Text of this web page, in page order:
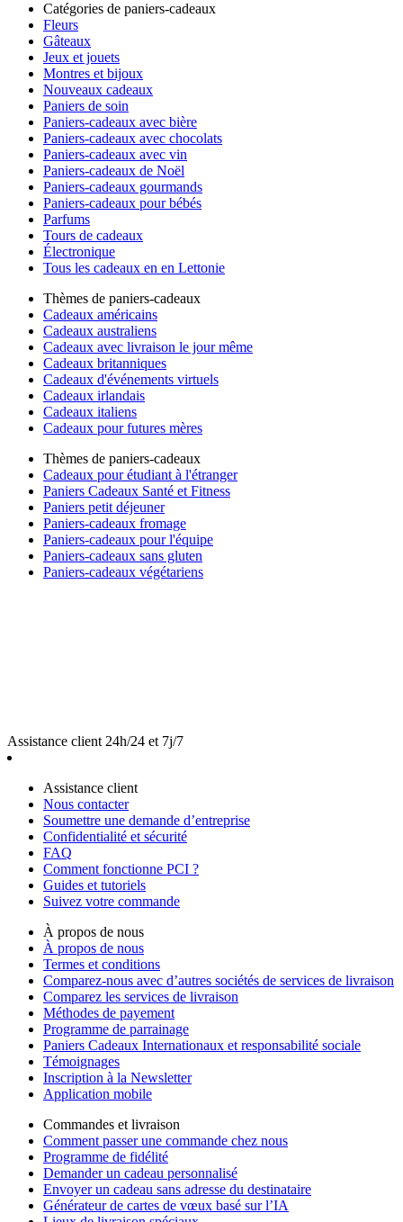
Catégories de paniers-cadeaux
Fleurs
Gâteaux
Jeux et jouets
Montres et bijoux
Nouveaux cadeaux
Paniers de soin
Paniers-cadeaux avec bière
Paniers-cadeaux avec chocolats
Paniers-cadeaux avec vin
Paniers-cadeaux de Noël
Paniers-cadeaux gourmands
Paniers-cadeaux pour bébés
Parfums
Tours de cadeaux
Électronique
Tous les cadeaux en en Lettonie
Thèmes de paniers-cadeaux
Cadeaux américains
Cadeaux australiens
Cadeaux avec livraison le jour même
Cadeaux britanniques
Cadeaux d'événements virtuels
Cadeaux irlandais
Cadeaux italiens
Cadeaux pour futures mères
Thèmes de paniers-cadeaux
Cadeaux pour étudiant à l'étranger
Paniers Cadeaux Santé et Fitness
Paniers petit déjeuner
Paniers-cadeaux fromage
Paniers-cadeaux pour l'équipe
Paniers-cadeaux sans gluten
Paniers-cadeaux végétariens
Assistance client 24h/24 et 7j/7
Assistance client
Nous contacter
Soumettre une demande d’entreprise
Confidentialité et sécurité
FAQ
Comment fonctionne PCI ?
Guides et tutoriels
Suivez votre commande
À propos de nous
À propos de nous
Termes et conditions
Comparez-nous avec d’autres sociétés de services de livraison
Comparez les services de livraison
Méthodes de payement
Programme de parrainage
Paniers Cadeaux Internationaux et responsabilité sociale
Témoignages
Inscription à la Newsletter
Application mobile
Commandes et livraison
Comment passer une commande chez nous
Programme de fidélité
Demander un cadeau personnalisé
Envoyer un cadeau sans adresse du destinataire
Générateur de cartes de vœux basé sur l’IA